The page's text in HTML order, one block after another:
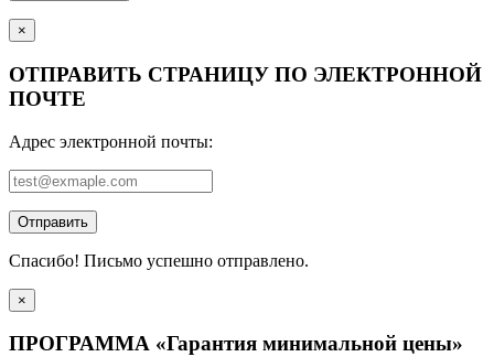
×
ОТПРАВИТЬ СТРАНИЦУ ПО ЭЛЕКТРОННОЙ
ПОЧТЕ
Адрес электронной почты:
Отправить
Спасибо! Письмо успешно отправлено.
×
ПРОГРАММА «Гарантия минимальной цены»